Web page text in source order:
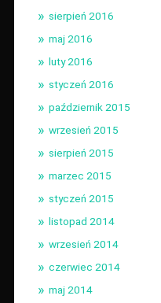
sierpień 2016
maj 2016
luty 2016
styczeń 2016
październik 2015
wrzesień 2015
sierpień 2015
marzec 2015
styczeń 2015
listopad 2014
wrzesień 2014
czerwiec 2014
maj 2014